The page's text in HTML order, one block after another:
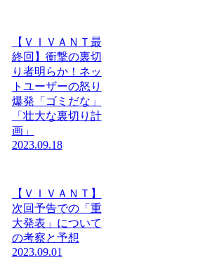
【ＶＩＶＡＮＴ最
終回】衝撃の裏切
り者明らか！ネッ
トユーザーの怒り
爆発「ゴミだな」
「壮大な裏切り計
画」
2023.09.18
【ＶＩＶＡＮＴ】
次回予告での「重
大発表」について
の考察と予想
2023.09.01